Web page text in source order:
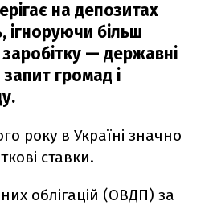
на депозитах
ігноруючи більш
— державні
запит громад і
року в Україні значно
ставки.
облігацій (ОВДП) за